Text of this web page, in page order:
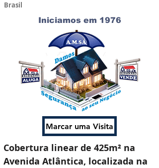
Brasil
Iniciamos em 1976
Marcar uma Visita
Cobertura linear de 425m² na
Avenida Atlântica, localizada na